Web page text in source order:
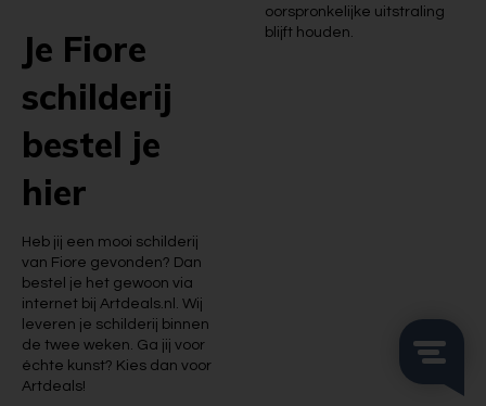
Je Fiore
schilderij
bestel je
hier
Heb jij een mooi schilderij
van Fiore gevonden? Dan
bestel je het gewoon via
internet bij Artdeals.nl. Wij
leveren je schilderij binnen
de twee weken. Ga jij voor
échte kunst? Kies dan voor
Artdeals!
oorspronkelijke uitstraling
blijft houden.